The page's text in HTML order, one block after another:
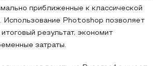
приближенные к классической
Использование Photoshop позволяет
результат, экономит
затраты.